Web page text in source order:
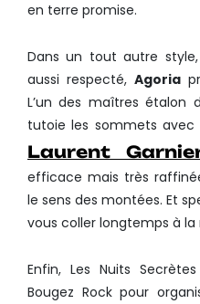
en terre promise.
Dans un tout autre
aussi respecté, Agoria
L’un des maîtres étalon
tutoie les sommets avec
Laurent
efficace mais très
le sens des montées. Et
vous coller longtemps à la
Enfin, Les Nuits
Bougez Rock pour